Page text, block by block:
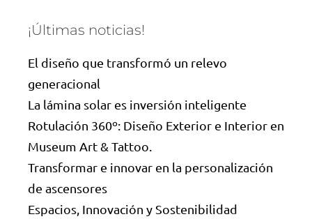
¡Últimas noticias!
El diseño que transformó un relevo
generacional
La lámina solar es inversión inteligente
Rotulación 360º: Diseño Exterior e Interior en
Museum Art & Tattoo.
Transformar e innovar en la personalización
de ascensores
Espacios, Innovación y Sostenibilidad